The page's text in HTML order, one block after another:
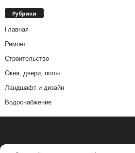
Рубрики
Главная
Ремонт
Строительство
Окна, двери, полы
Ландшафт и дизайн
Водоснабжение